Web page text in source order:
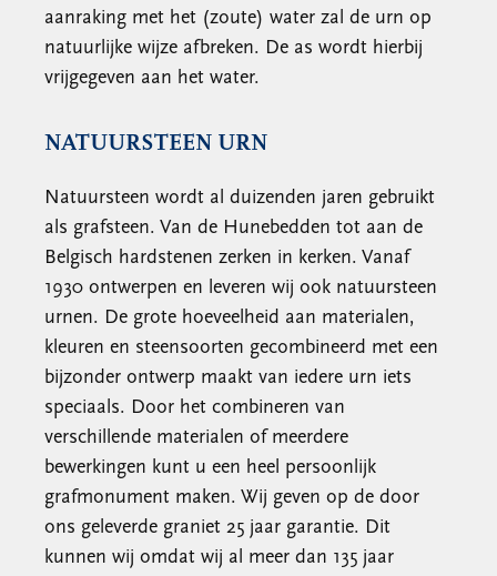
aanraking met het (zoute) water zal de urn op
natuurlijke wijze afbreken. De as wordt hierbij
vrijgegeven aan het water.
NATUURSTEEN URN
Natuursteen wordt al duizenden jaren gebruikt
als grafsteen. Van de Hunebedden tot aan de
Belgisch hardstenen zerken in kerken. Vanaf
1930 ontwerpen en leveren wij ook natuursteen
urnen. De grote hoeveelheid aan materialen,
kleuren en steensoorten gecombineerd met een
bijzonder ontwerp maakt van iedere urn iets
speciaals. Door het combineren van
verschillende materialen of meerdere
bewerkingen kunt u een heel persoonlijk
grafmonument maken. Wij geven op de door
ons geleverde graniet 25 jaar garantie. Dit
kunnen wij omdat wij al meer dan 135 jaar